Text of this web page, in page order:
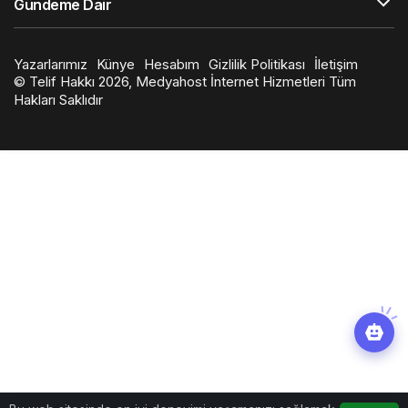
Gündeme Dair
Yazarlarımız Künye Hesabım Gizlilik Politikası
İletişim
© Telif Hakkı 2026, Medyahost İnternet Hizmetleri Tüm
Hakları Saklıdır
slot